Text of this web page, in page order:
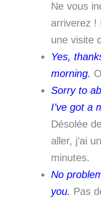
Ne vous
arriverez !
une visite
Yes,
morning.
Sorry to
I’ve got a
Désolée
aller, j’ai
minutes.
No
you. Pas